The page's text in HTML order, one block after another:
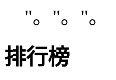
"。"。"。
排行榜